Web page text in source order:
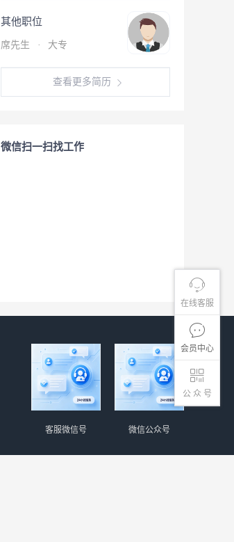
在线客服
会员中心
公 众 号
其他职位
席先生 · 大专
查看更多简历
微信扫一扫找工作
微信公众号
客服微信号